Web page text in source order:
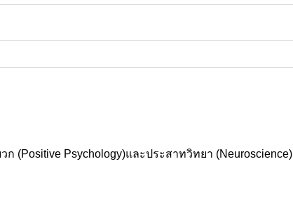
(Positive Psychology)และประสาทวิทยา (Neuroscience)